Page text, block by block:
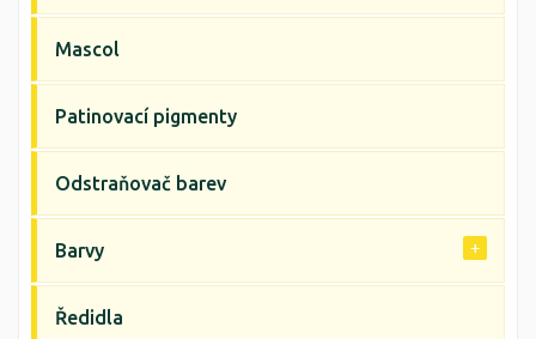
Mascol
Patinovací pigmenty
Odstraňovač barev
Barvy
Ředidla